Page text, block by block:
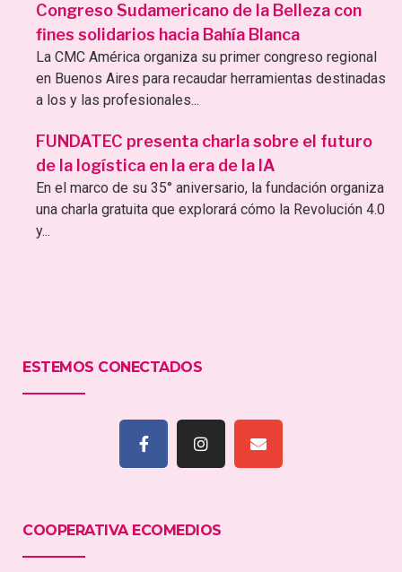
Congreso Sudamericano de la Belleza con
fines solidarios hacia Bahía Blanca
La CMC América organiza su primer congreso regional
en Buenos Aires para recaudar herramientas destinadas
a los y las profesionales...
FUNDATEC presenta charla sobre el futuro
de la logística en la era de la IA
En el marco de su 35° aniversario, la fundación organiza
una charla gratuita que explorará cómo la Revolución 4.0
y...
ESTEMOS CONECTADOS
COOPERATIVA ECOMEDIOS